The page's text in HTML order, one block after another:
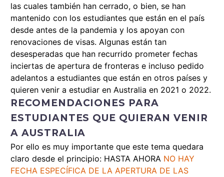
las cuales también han cerrado, o bien, se han
mantenido con los estudiantes que están en el país
desde antes de la pandemia y los apoyan con
renovaciones de visas. Algunas están tan
desesperadas que han recurrido prometer fechas
inciertas de apertura de fronteras e incluso pedido
adelantos a estudiantes que están en otros países y
quieren venir a estudiar en Australia en 2021 o 2022.
RECOMENDACIONES PARA
ESTUDIANTES QUE QUIERAN VENIR
A AUSTRALIA
Por ello es muy importante que este tema quedara
claro desde el principio: HASTA AHORA NO HAY
FECHA ESPECÍFICA DE LA APERTURA DE LAS